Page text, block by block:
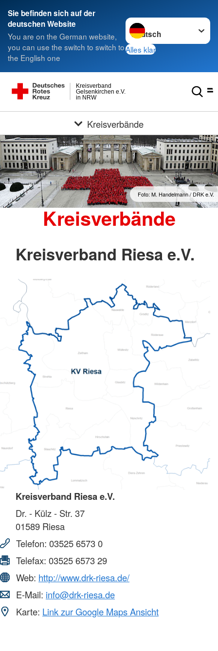
Sie befinden sich auf der
deutschen Website
You are on the German website,
you can use the switch to switch to
the English one
Sprache wechseln zu
Alles klar
in NRW
Gelsenkirchen e.V.
Kreisverband
Kreisverbände
Foto: M. Handelmann / DRK e.V.
Kreisverbände
Kreisverband Riesa e.V.
Kreisverband Riesa e.V.
Dr. - Külz - Str. 37
01589 Riesa
Telefon: 03525 6573 0
Telefax: 03525 6573 29
Web: http://www.drk-riesa.de/
E-Mail: info@drk-riesa.de
Karte: Link zur Google Maps Ansicht